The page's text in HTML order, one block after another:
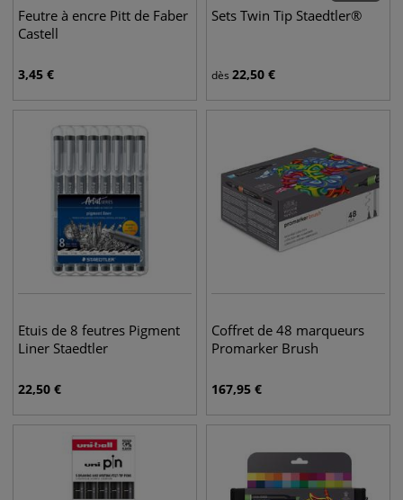
Feutre à encre Pitt de Faber
Castell
3,45 €
Sets Twin Tip Staedtler®
dès 22,50 €
Etuis de 8 feutres Pigment
Liner Staedtler
22,50 €
Coffret de 48 marqueurs
Promarker Brush
167,95 €